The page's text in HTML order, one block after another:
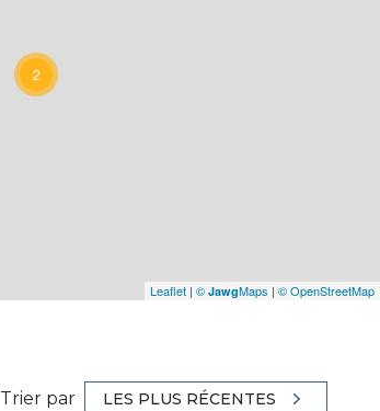
2
Leaflet | © JawgMaps | © OpenStreetMap
Trier par LES PLUS RÉCENTES